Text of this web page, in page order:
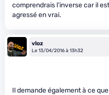
comprendrais l’inverse car il
agressé en vrai.
vloz
Le 13/04/2016 à 13h32
Il demande également à ce